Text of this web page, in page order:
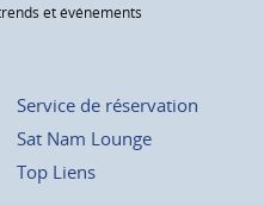
et événements
Service de réservation
Sat Nam Lounge
Top Liens